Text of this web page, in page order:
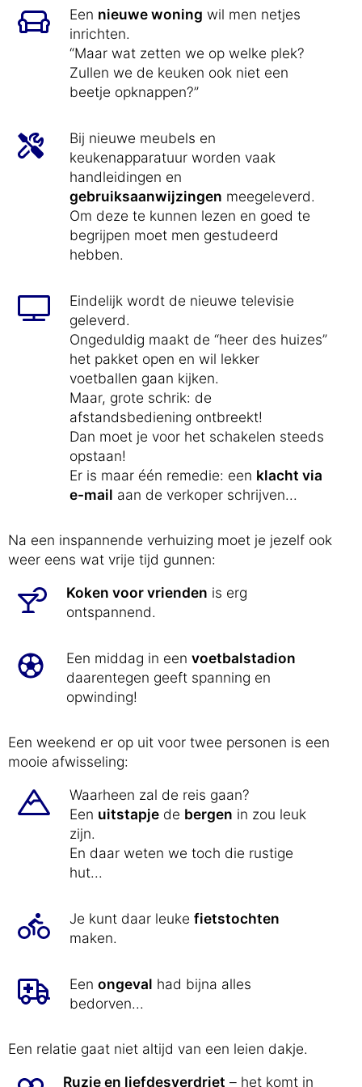
Een nieuwe woning wil men netjes
inrichten.
“Maar wat zetten we op welke plek?
Zullen we de keuken ook niet een
beetje opknappen?”
Bij nieuwe meubels en
keukenapparatuur worden vaak
handleidingen en
gebruiksaanwijzingen meegeleverd.
Om deze te kunnen lezen en goed te
begrijpen moet men gestudeerd
hebben.
Eindelijk wordt de nieuwe televisie
geleverd.
Ongeduldig maakt de “heer des huizes”
het pakket open en wil lekker
voetballen gaan kijken.
Maar, grote schrik: de
afstandsbediening ontbreekt!
Dan moet je voor het schakelen steeds
opstaan!
Er is maar één remedie: een klacht via
e-mail aan de verkoper schrijven...
Na een inspannende verhuizing moet je jezelf ook
weer eens wat vrije tijd gunnen:
Koken voor vrienden is erg
ontspannend.
Een middag in een voetbalstadion
daarentegen geeft spanning en
opwinding!
Een weekend er op uit voor twee personen is een
mooie afwisseling:
Waarheen zal de reis gaan?
Een uitstapje de bergen in zou leuk
zijn.
En daar weten we toch die rustige
hut...
Je kunt daar leuke fietstochten
maken.
Een ongeval had bijna alles
bedorven...
Een relatie gaat niet altijd van een leien dakje.
Ruzie en liefdesverdriet – het komt in